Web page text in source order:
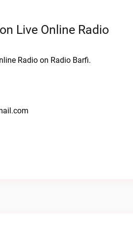
Live Online Radio
Radio on Radio Barfi.